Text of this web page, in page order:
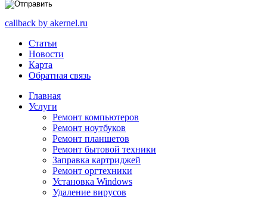
callback by akernel.ru
Статьи
Новости
Карта
Обратная связь
Главная
Услуги
Ремонт компьютеров
Ремонт ноутбуков
Ремонт планшетов
Ремонт бытовой техники
Заправка картриджей
Ремонт оргтехники
Установка Windows
Удаление вирусов